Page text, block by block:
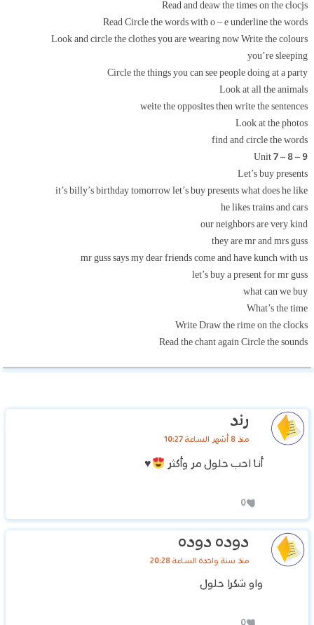
Read and deaw the times on the clocjs
Read Circle the words with o – e underline the words
Look and circle the clothes you are wearing now Write the colours
you’re sleeping
Circle the things you can see people doing at a party
Look at all the animals
weite the opposites then write the sentences
Look at the photos
find and circle the words
Unit 7 – 8 – 9
Let’s buy presents
it’s billy’s birthday tomorrow let’s buy presents what does he like
he likes trains and cars
our neighbors are very kind
they are mr and mrs guss
mr guss says my dear friends come and have kunch with us
let’s buy a present for mr guss
what can we buy
What’s the time
Write Draw the rime on the clocks
Read the chant again Circle the sounds
رند
منذ 8 أشهر الساعة 10:27
أنا احب حلول مر وأكثر ♥️
0
دوده دوده
منذ سنة واحدة الساعة 20:28
واو شكرا حلول